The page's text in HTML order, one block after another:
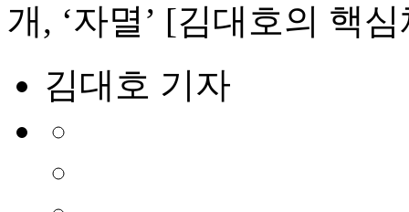
개, ‘자멸’ [김대호의 핵
김대호 기자